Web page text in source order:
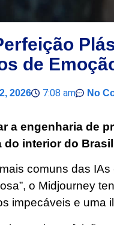
de
2026 7:08 am No
a engenharia de
do interior do
comuns das
o Midjourney
impecáveis e uma